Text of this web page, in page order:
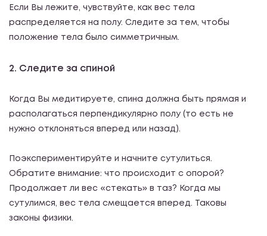
Если Вы лежите, чувствуйте, как вес тела
распределяется на полу. Следите за тем, чтобы
положение тела было симметричным.
2. Следите за спиной
Когда Вы медитируете, спина должна быть прямая и
располагаться перпендикулярно полу (то есть не
нужно отклоняться вперед или назад).
Поэкспериментируйте и начните сутулиться.
Обратите внимание: что происходит с опорой?
Продолжает ли вес «стекать» в таз? Когда мы
сутулимся, вес тела смещается вперед. Таковы
законы физики.